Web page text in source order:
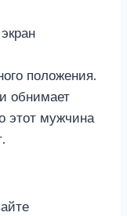
положения.
обнимает
этот мужчина